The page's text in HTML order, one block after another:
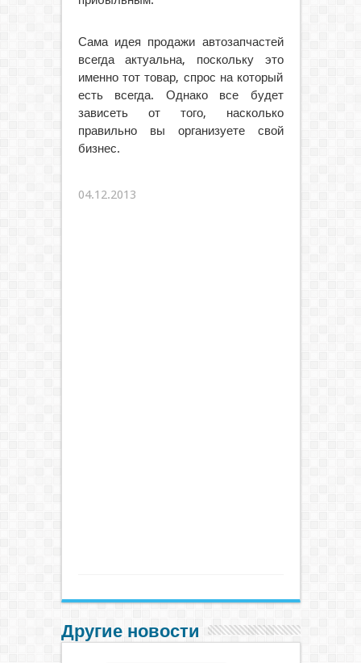
Сама идея продажи автозапчастей
всегда актуальна, поскольку это
именно тот товар, спрос на который
есть всегда. Однако все будет
зависеть от того, насколько
правильно вы организуете свой
бизнес.
04.12.2013
Другие новости